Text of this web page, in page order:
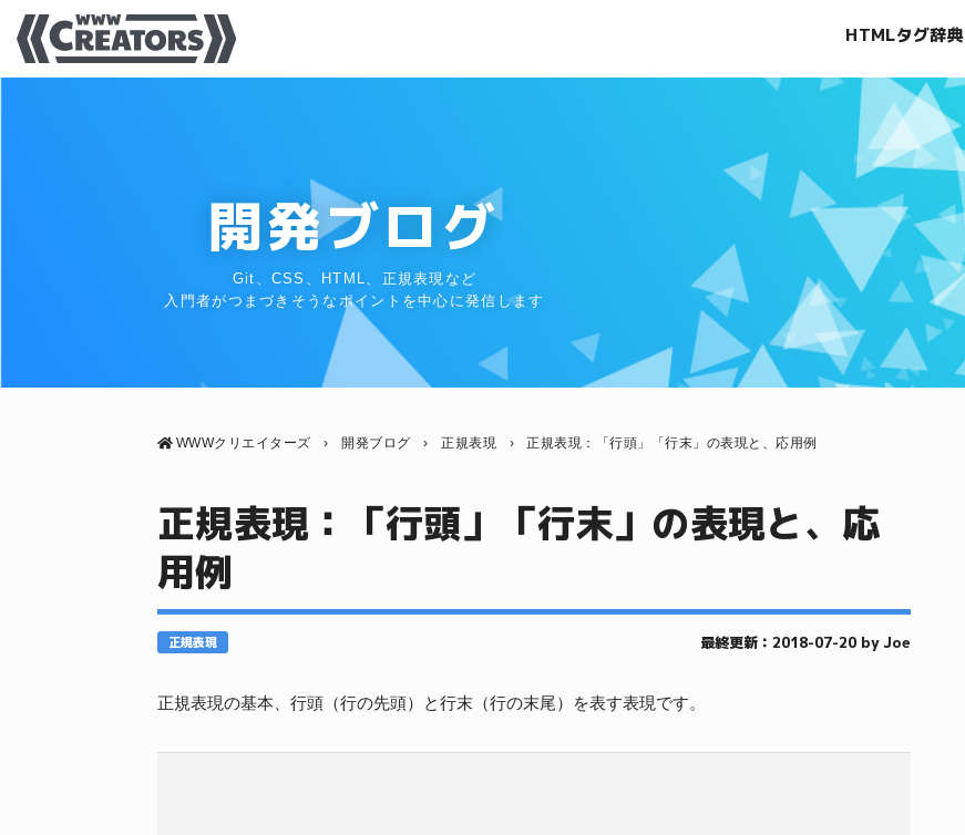
HTMLタグ辞典
開発ブログ
Git、CSS、HTML、正規表現など
入門者がつまづきそうなポイントを中心に発信します
WWWクリエイターズ › 開発ブログ › 正規表現 › 正規表現：「行頭」「行末」の表現と、応用例
正規表現：「行頭」「行末」の表現と、応
用例
正規表現 最終更新：2018-07-20 by Joe
正規表現の基本、行頭（行の先頭）と行末（行の末尾）を表す表現です。